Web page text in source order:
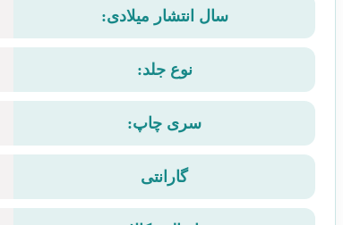
سال انتشار میلادی:
نوع جلد:
سری چاپ:
گارانتی